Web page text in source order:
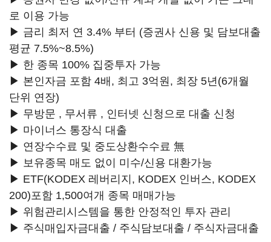
로 이용 가능
▶ 금리 최저 연 3.4% 부터 (증권사 신용 및 담보대출
평균 7.5%~8.5%)
▶ 한 종목 100% 집중투자 가능
▶ 본인자금 포함 4배, 최고 3억원, 최장 5년(6개월
단위 연장)
▶ 무방문 , 무서류 , 인터넷 신청으로 대출 신청
▶ 마이너스 통장식 대출
▶ 연장수수료 및 중도상환수수료 無
▶ 보유종목 매도 없이 미수/신용 대환가능
▶ ETF(KODEX 레버리지, KODEX 인버스, KODEX
200)포함 1,500여개 종목 매매가능
▶ 위험관리시스템을 통한 안정적인 투자 관리
▶ 주식매입자금대출 / 주식담보대출 / 주식자금대출